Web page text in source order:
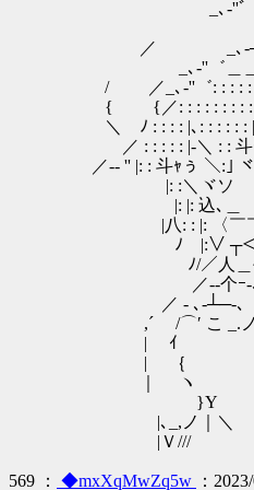
_､‐''゛￣
丶
／ _､-
_､‐''゛＿＿＿
/ ／_､‐''゛: : : :
{ {／: : : : : : : : : : : :
＼ ﾉ : : : : |､: : : : : : |
／ : : : : : |-＼ : : 斗ｬﾋ
／-‐ '' |: : 斗ｬぅ
|: :＼ヾソ ─ u
|: |: 込､＿ - ^
|八: : |: 〈￣￣
ﾉ |:∨ ┬＜￣￣
ﾉ/／人＿~''
／-‐个ｰ-､
／ ‐ ､‐┴─-
,´ /⌒′ こ
| ｲ ｀`
| ｛
｜ ヽ
}Υ ／
|､_,ノ｜
|Ｖ///
569 ： ◆mxXqMwZq5w ：